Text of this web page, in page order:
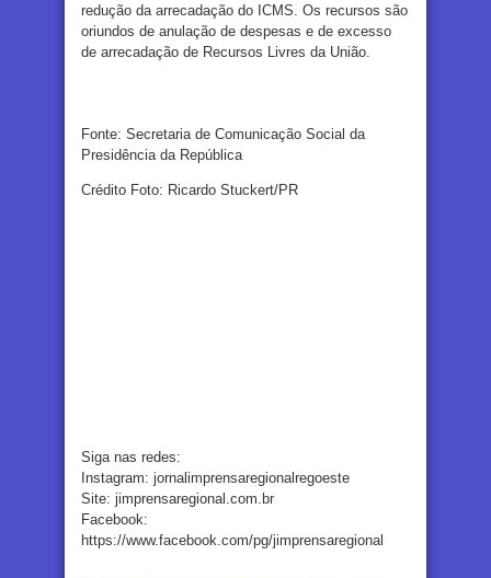
redução da arrecadação do ICMS. Os recursos são
oriundos de anulação de despesas e de excesso
de arrecadação de Recursos Livres da União.
Fonte: Secretaria de Comunicação Social da
Presidência da República
Crédito Foto: Ricardo Stuckert/PR
Siga nas redes:
Instagram: jornalimprensaregionalregoeste
Site: jimprensaregional.com.br
Facebook:
https://www.facebook.com/pg/jimprensaregional